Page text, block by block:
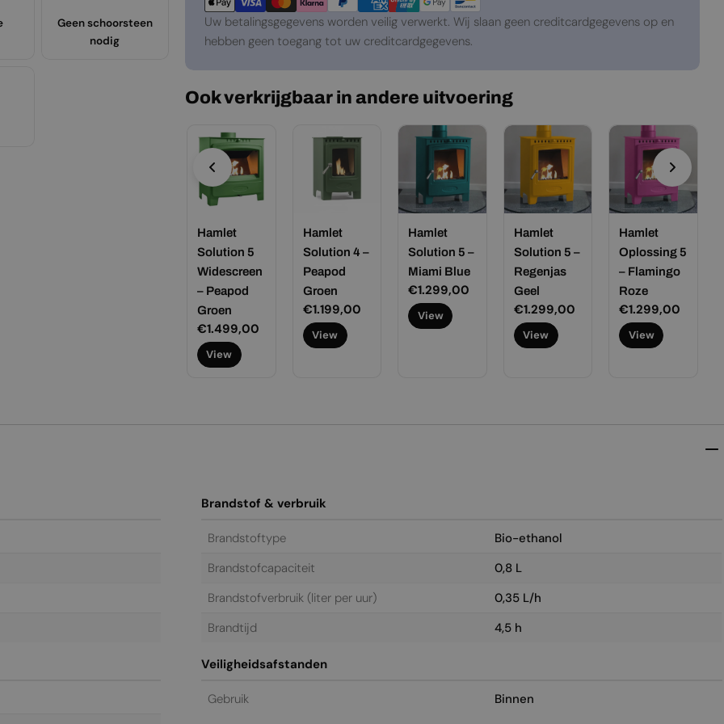
Geen schoorsteen
nodig
Uw betalingsgegevens worden veilig verwerkt. Wij slaan geen creditcardgegevens op en
hebben geen toegang tot uw creditcardgegevens.
Ook verkrijgbaar in andere uitvoering
Hamlet
Solution 5
Widescreen
– Peapod
Groen
Normale
prijs
€1.499,00
View
Hamlet
Solution 4 –
Peapod
Groen
Normale
prijs
€1.199,00
View
Hamlet
Solution 5 –
Miami Blue
Normale
prijs
€1.299,00
View
Hamlet
Solution 5 –
Regenjas
Geel
Normale
prijs
€1.299,00
View
Hamlet
Oplossing 5
– Flamingo
Roze
Normale
prijs
€1.299,00
View
Brandstof & verbruik
Brandstoftype
Bio-ethanol
Brandstofcapaciteit
0,8 L
Brandstofverbruik (liter per uur)
0,35 L/h
Brandtijd
4,5 h
Veiligheidsafstanden
Gebruik Binnen